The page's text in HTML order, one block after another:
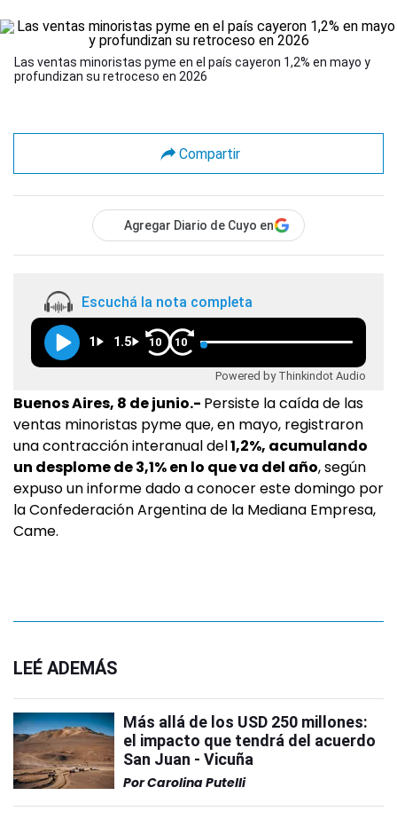
Las ventas minoristas pyme en el país cayeron 1,2% en mayo y
profundizan su retroceso en 2026
Compartir
Agregar Diario de Cuyo en
Escuchá la nota completa
1 1.5 10 10
Powered by Thinkindot Audio
Buenos Aires, 8 de junio.- Persiste la caída de las
ventas minoristas pyme que, en mayo, registraron
una contracción interanual del1,2%, acumulando
un desplome de 3,1% en lo que va del año, según
expuso un informe dado a conocer este domingo por
la Confederación Argentina de la Mediana Empresa,
Came.
LEÉ ADEMÁS
Más allá de los USD 250 millones:
el impacto que tendrá del acuerdo
San Juan - Vicuña
PorCarolina Putelli